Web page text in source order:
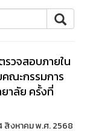
วจสอบภายใน
คณะกรรมการ
าลัย ครั้งที่
งหาคม พ.ศ. 2568